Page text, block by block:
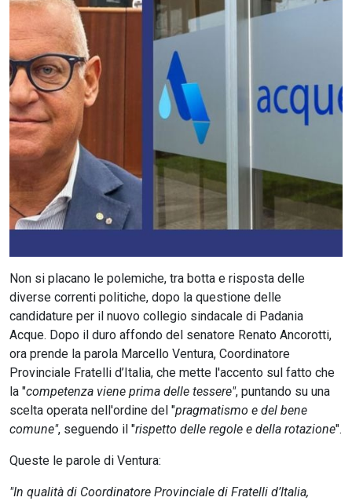
Non si placano le polemiche, tra botta e risposta delle
diverse correnti politiche, dopo la questione delle
candidature per il nuovo collegio sindacale di Padania
Acque. Dopo il duro affondo del senatore Renato Ancorotti,
ora prende la parola Marcello Ventura, Coordinatore
Provinciale Fratelli d’Italia, che mette l'accento sul fatto che
la "competenza viene prima delle tessere", puntando su una
scelta operata nell'ordine del "pragmatismo e del bene
comune", seguendo il "rispetto delle regole e della rotazione".
Queste le parole di Ventura:
"In qualità di Coordinatore Provinciale di Fratelli d’Italia,